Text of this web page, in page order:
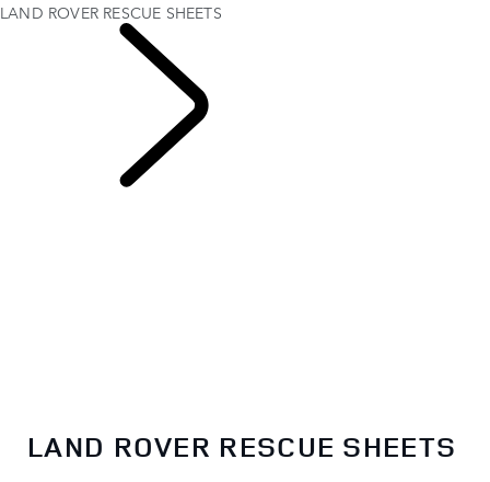
LAND ROVER RESCUE SHEETS
LAND ROVER RESCUE SHEETS